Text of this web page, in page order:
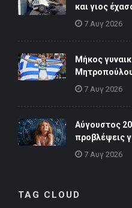
και γιος
7 Αυγ 2026
Μήκος
7 Αυγ 2026
Αύγουστος
προβλέψεις
7 Αυγ 2026
TAG CLOUD